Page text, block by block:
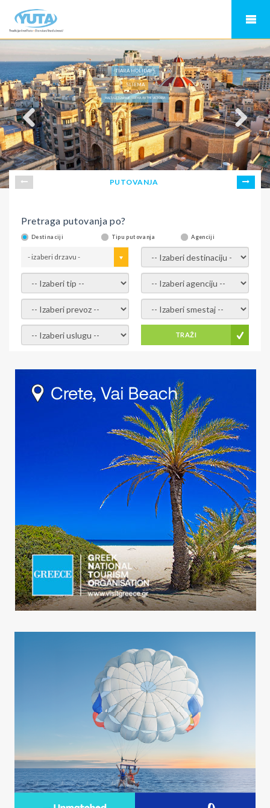
TIARA HOLIDAYS
SLIEMA
MALTA LETOVANJE, SLIEMA, AX THE VICTORIA
PUTOVANJA
Pretraga putovanja po?
Destinaciji Tipu putovanja Agenciji
- izaberi drzavu - - izaberi destinaciju -
- izaberi tip - - izaberi agenciju -
- izaberi prevoz - - Izaberite smestaj -
- Izaberite uslugu - TRAŽI